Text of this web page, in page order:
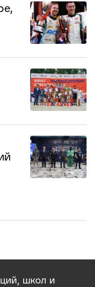
школ и